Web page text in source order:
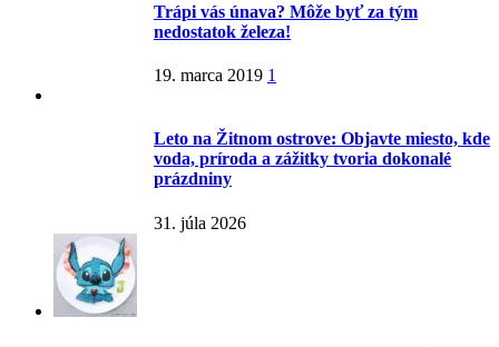
Trápi vás únava? Môže byť za tým
nedostatok železa!
19. marca 2019 1
Leto na Žitnom ostrove: Objavte miesto, kde
voda, príroda a zážitky tvoria dokonalé
prázdniny
31. júla 2026